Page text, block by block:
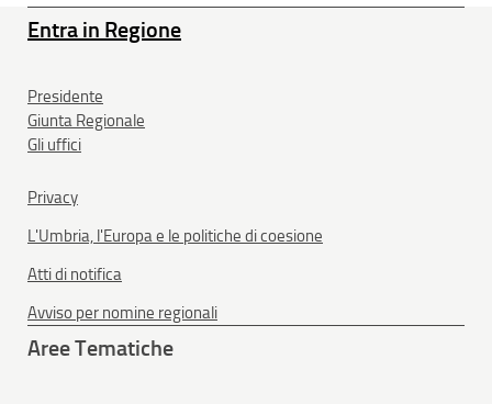
Entra in Regione
Presidente
Giunta Regionale
Gli uffici
Privacy
L'Umbria, l'Europa e le politiche di coesione
Atti di notifica
Avviso per nomine regionali
Aree Tematiche